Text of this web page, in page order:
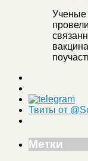
Ученые
Твиты от
Метки